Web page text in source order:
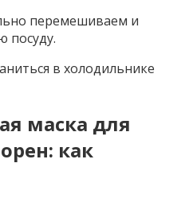
перемешиваем и
посуду.
в холодильнике
маска для
как